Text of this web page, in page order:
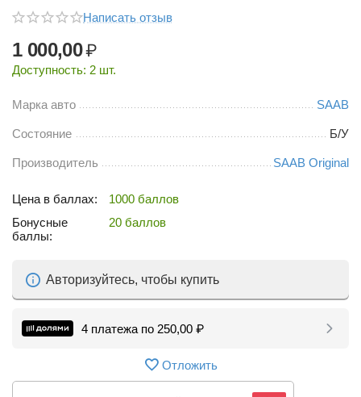
Написать отзыв
1 000,00₽
Доступность: 2 шт.
Марка авто SAAB
Состояние Б/У
Производитель SAAB Original
Цена в баллах:
1000 баллов
Бонусные
баллы:
20 баллов
Авторизуйтесь, чтобы купить
4 платежа по 250,00 ₽
Отложить